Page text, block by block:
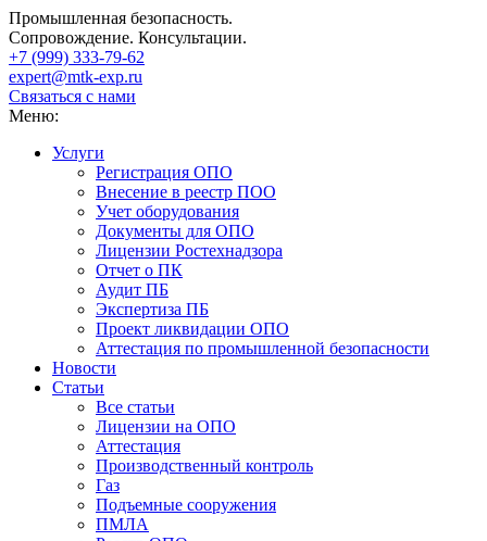
Промышленная безопасность.
Сопровождение. Консультации.
+7 (999) 333-79-62
expert@mtk-exp.ru
Связаться с нами
Меню:
Услуги
Регистрация ОПО
Внесение в реестр ПОО
Учет оборудования
Документы для ОПО
Лицензии Ростехнадзора
Отчет о ПК
Аудит ПБ
Экспертиза ПБ
Проект ликвидации ОПО
Аттестация по промышленной безопасности
Новости
Статьи
Все статьи
Лицензии на ОПО
Аттестация
Производственный контроль
Газ
Подъемные сооружения
ПМЛА